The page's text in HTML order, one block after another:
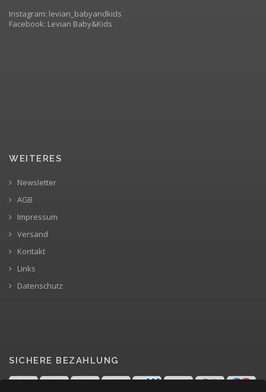
Instagram: levian_babyandkids
Facebook: Levian Baby&Kids
WEITERES
Newsletter
AGB
Impressum
Versand
Kontakt
Links
Datenschutz
SICHERE BEZAHLUNG